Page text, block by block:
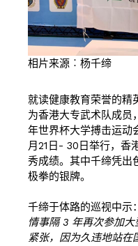
相片来源︰杨千缔
就读健康教育荣誉的精
为香港大专武术队成员
年世界杯大学搏击运动
月21日- 30日举行，香
秀成绩。其中千缔凭出
极拳的银牌。
千缔于体路的巡视中示：
情事隔 3 年再次参加
紧张，因为久违地站在